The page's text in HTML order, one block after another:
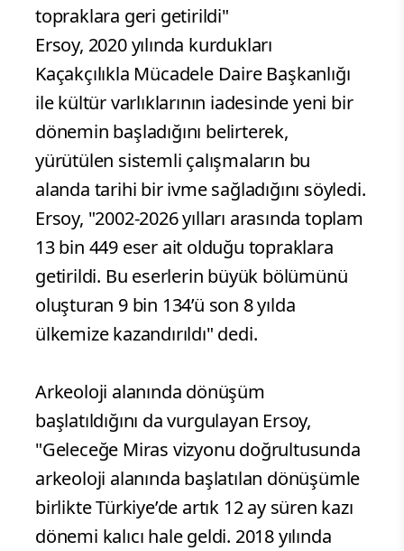
topraklara geri getirildi"
Ersoy, 2020 yılında kurdukları
Kaçakçılıkla Mücadele Daire Başkanlığı
ile kültür varlıklarının iadesinde yeni bir
dönemin başladığını belirterek,
yürütülen sistemli çalışmaların bu
alanda tarihi bir ivme sağladığını söyledi.
Ersoy, "2002-2026 yılları arasında toplam
13 bin 449 eser ait olduğu topraklara
getirildi. Bu eserlerin büyük bölümünü
oluşturan 9 bin 134’ü son 8 yılda
ülkemize kazandırıldı" dedi.
Arkeoloji alanında dönüşüm
başlatıldığını da vurgulayan Ersoy,
"Geleceğe Miras vizyonu doğrultusunda
arkeoloji alanında başlatılan dönüşümle
birlikte Türkiye’de artık 12 ay süren kazı
dönemi kalıcı hale geldi. 2018 yılında